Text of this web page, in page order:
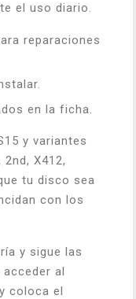
el uso diario.
reparaciones
en la ficha.
y variantes
2nd, X412,
tu disco sea
con los
y sigue las
al
coloca el